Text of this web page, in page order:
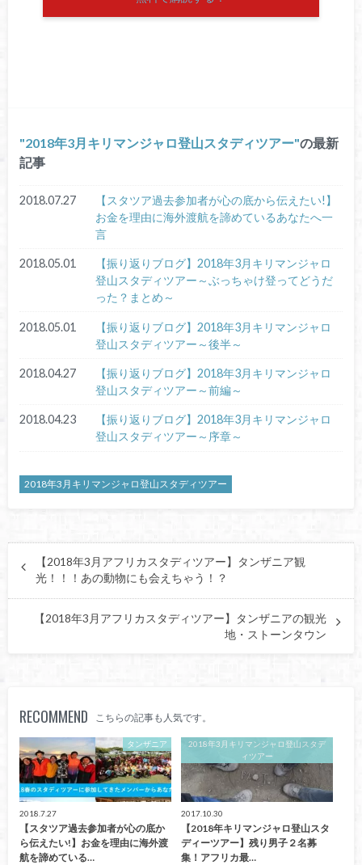
2018年3月キリマンジャロ登山スタディツアー の最新
記事
2018.07.27
【スタツア過去参加者が心の底から伝えたい!】
お金を理由に海外渡航を諦めているあなたへ一
言
2018.05.01
【振り返りブログ】2018年3月キリマンジャロ
登山スタディツアー～ぶっちゃけ登ってどうだ
った？まとめ～
2018.05.01
【振り返りブログ】2018年3月キリマンジャロ
登山スタディツアー～後半～
2018.04.27
【振り返りブログ】2018年3月キリマンジャロ
登山スタディツアー～前編～
2018.04.23
【振り返りブログ】2018年3月キリマンジャロ
登山スタディツアー～序章～
2018年3月キリマンジャロ登山スタディツアー
【2018年3月アフリカスタディツアー】タンザニア観
光！！！あの動物にも会えちゃう！？
【2018年3月アフリカスタディツアー】タンザニアの観光
地・ストーンタウン
RECOMMEND こちらの記事も人気です。
タンザニア
2018.7.27
【スタツア過去参加者が心の底か
ら伝えたい!】お金を理由に海外渡
航を諦めている…
2018年3月キリマンジャロ登山スタデ
ィツアー
2017.10.30
【2018年キリマンジャロ登山スタ
ディーツアー】残り男子２名募
集！アフリカ最…